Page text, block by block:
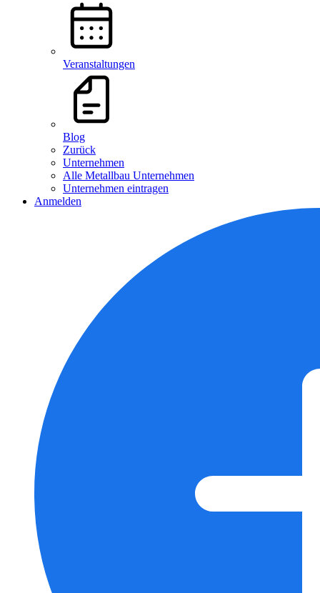
Veranstaltungen
Blog
Zurück
Unternehmen
Alle Metallbau Unternehmen
Unternehmen eintragen
Anmelden